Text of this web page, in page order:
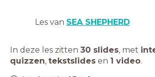
Les van SEA SHEPHERD
In deze les zitten 30 slides, met
quizzen, tekstslides en 1 video.